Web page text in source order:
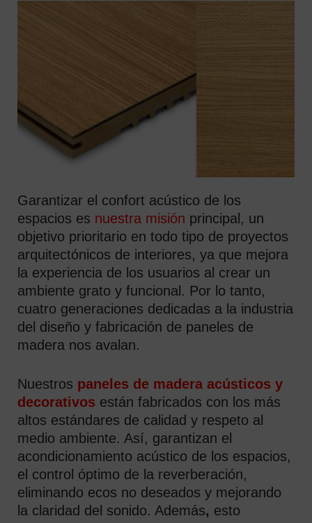
Garantizar el confort acústico de los
espacios es nuestra misión principal, un
objetivo prioritario en todo tipo de proyectos
arquitectónicos de interiores, ya que mejora
la experiencia de los usuarios al crear un
ambiente grato y funcional. Por lo tanto,
cuatro generaciones dedicadas a la industria
del diseño y fabricación de paneles de
madera nos avalan.
Nuestros paneles de madera acústicos y
decorativos están fabricados con los más
altos estándares de calidad y respeto al
medio ambiente. Así, garantizan el
acondicionamiento acústico de los espacios,
el control óptimo de la reverberación,
eliminando ecos no deseados y mejorando
la claridad del sonido. Además, esto